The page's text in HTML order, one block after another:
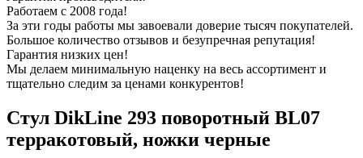
Работаем с 2008 года!
За эти годы работы мы завоевали доверие тысяч покупателей.
Большое количество отзывов и безупречная репутация!
Гарантия низких цен!
Мы делаем минимальную наценку на весь ассортимент и
тщательно следим за ценами конкурентов!
Стул DikLine 293 поворотный BL07
терракотовый, ножки черные